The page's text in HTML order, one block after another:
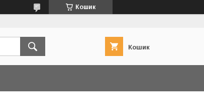
Кошик
Кошик